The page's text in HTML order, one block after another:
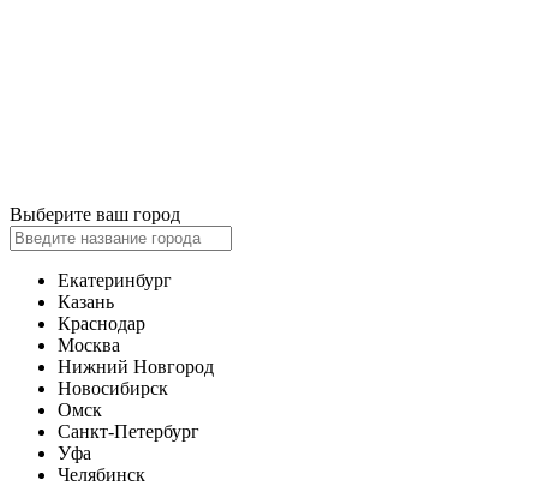
Выберите ваш город
Екатеринбург
Казань
Краснодар
Москва
Нижний Новгород
Новосибирск
Омск
Санкт-Петербург
Уфа
Челябинск